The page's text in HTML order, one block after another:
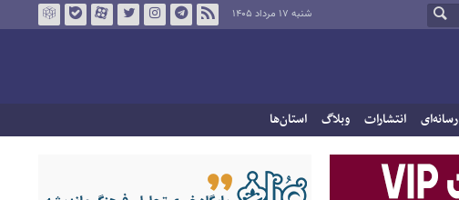
شنبه ۱۷ مرداد ۱۴۰۵
انتشارات وبلاگ استان‌ها